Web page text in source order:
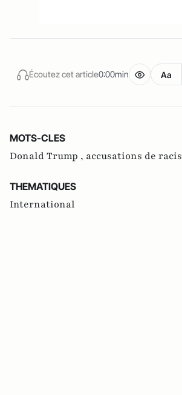
Écoutez cet article0:00min Aa
MOTS-CLES
Donald Trump , accusations de
THEMATIQUES
International